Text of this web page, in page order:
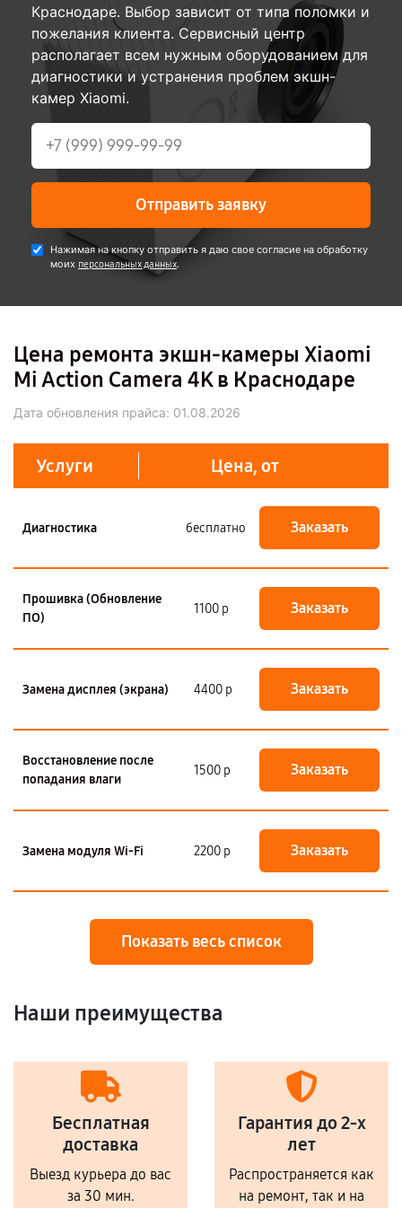
Краснодаре. Выбор зависит от типа поломки и
пожелания клиента. Сервисный центр
располагает всем нужным оборудованием для
диагностики и устранения проблем экшн-
камер Xiaomi.
Отправить заявку
Нажимая на кнопку отправить я даю свое согласие на обработку
моих персональных данных.
Цена ремонта экшн-камеры Xiaomi
Mi Action Camera 4K в Краснодаре
Дата обновления прайса: 01.08.2026
Услуги Цена, от
Диагностика бесплатно Заказать
Прошивка (Обновление
ПО)
1100 р Заказать
Замена дисплея (экрана) 4400 р Заказать
Восстановление после
попадания влаги
1500 р Заказать
Замена модуля Wi-Fi 2200 р Заказать
Показать весь список
Наши преимущества
Бесплатная
доставка
Выезд курьера до вас
за 30 мин.
Гарантия до 2-х
лет
Распространяется как
на ремонт, так и на